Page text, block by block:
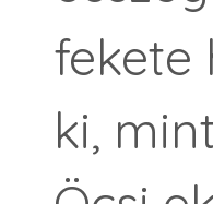
fekete
ki,